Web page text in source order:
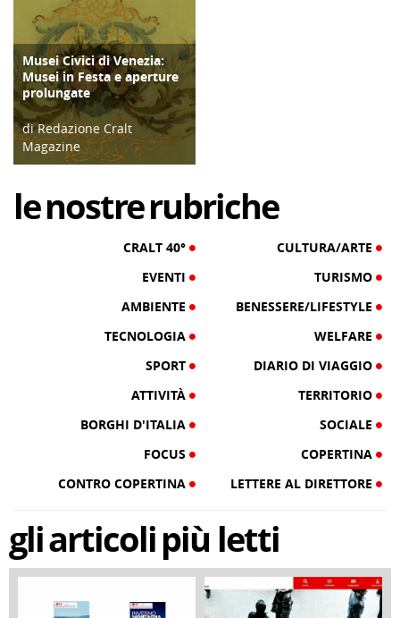
CULTURA/ARTE
Musei Civici di Venezia:
Musei in Festa e aperture
prolungate
di Redazione Cralt
Magazine
lenostrerubriche
CRALT 40°
CULTURA/ARTE
EVENTI
TURISMO
AMBIENTE
BENESSERE/LIFESTYLE
TECNOLOGIA
WELFARE
SPORT
DIARIO DI VIAGGIO
ATTIVITÀ
TERRITORIO
BORGHI D'ITALIA
SOCIALE
FOCUS
COPERTINA
CONTRO COPERTINA
LETTERE AL DIRETTORE
gliarticolipiù letti